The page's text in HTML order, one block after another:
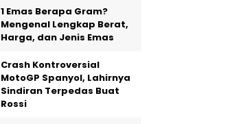
1 Emas Berapa Gram?
Mengenal Lengkap Berat,
Harga, dan Jenis Emas
Crash Kontroversial
MotoGP Spanyol, Lahirnya
Sindiran Terpedas Buat
Rossi